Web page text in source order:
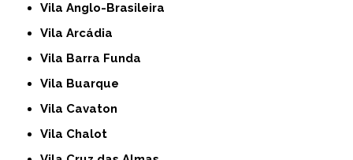
Vila Anglo-Brasileira
Vila Arcádia
Vila Barra Funda
Vila Buarque
Vila Cavaton
Vila Chalot